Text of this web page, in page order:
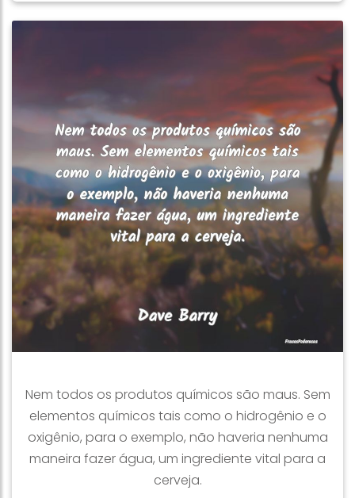
Nem todos os produtos químicos são maus. Sem
elementos químicos tais como o hidrogênio e o
oxigênio, para o exemplo, não haveria nenhuma
maneira fazer água, um ingrediente vital para a
cerveja.